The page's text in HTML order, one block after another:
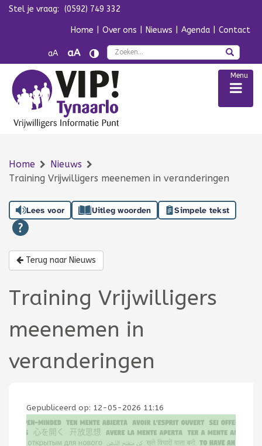
Navigatie overslaan
Stel je vraag: (0592) 749 332
Home Over ons Nieuws Agenda Contact
aA aA
Menu
Home
Nieuws
Training Vrijwilligers meenemen in veranderingen
Lees voor Uitleg woorden Simpele tekst
Terug naar Nieuws
Training Vrijwilligers
meenemen in
veranderingen
Gepubliceerd op: 12-05-2026 11:16